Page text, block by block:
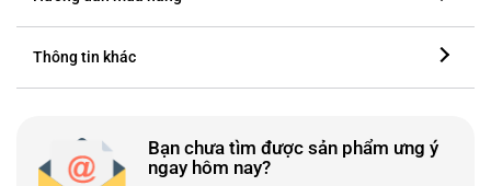
Thông tin khác
Bạn chưa tìm được sản phẩm ưng ý
ngay hôm nay?